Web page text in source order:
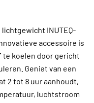
INUTEQ-
accessoire is
te koelen door gericht
Geniet van een
2 tot 8 uur aanhoudt,
luchtstroom